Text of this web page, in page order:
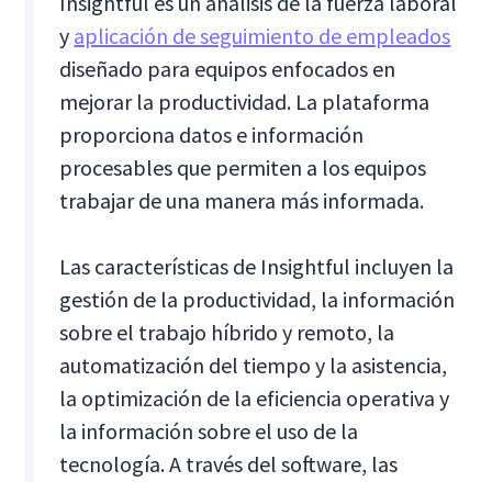
y aplicación de seguimiento de empleados
diseñado para equipos enfocados en
mejorar la productividad. La plataforma
proporciona datos e información
procesables que permiten a los equipos
trabajar de una manera más informada.
Las características de Insightful incluyen la
gestión de la productividad, la información
sobre el trabajo híbrido y remoto, la
automatización del tiempo y la asistencia,
la optimización de la eficiencia operativa y
la información sobre el uso de la
tecnología. A través del software, las